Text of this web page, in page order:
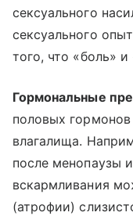
сексуального
сексуального
того, что «боль»
Гормональные
половых
влагалища.
после менопаузы
вскармливания
(атрофии)